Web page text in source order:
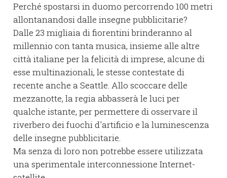
Perché spostarsi in duomo percorrendo 100 metri
allontanandosi dalle insegne pubblicitarie?
Dalle 23 migliaia di fiorentini brinderanno al
millennio con tanta musica, insieme alle altre
città italiane per la felicità di imprese, alcune di
esse multinazionali, le stesse contestate di
recente anche a Seattle. Allo scoccare delle
mezzanotte, la regia abbasserà le luci per
qualche istante, per permettere di osservare il
riverbero dei fuochi d'artificio e la luminescenza
delle insegne pubblicitarie.
Ma senza di loro non potrebbe essere utilizzata
una sperimentale interconnessione Internet-